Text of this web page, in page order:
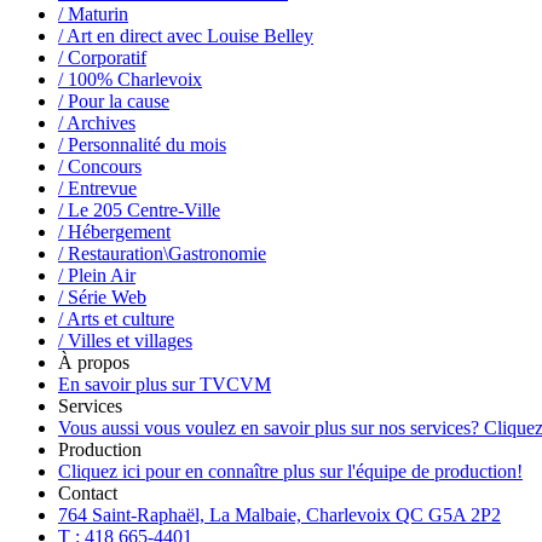
/ Maturin
/ Art en direct avec Louise Belley
/ Corporatif
/ 100% Charlevoix
/ Pour la cause
/ Archives
/ Personnalité du mois
/ Concours
/ Entrevue
/ Le 205 Centre-Ville
/ Hébergement
/ Restauration\Gastronomie
/ Plein Air
/ Série Web
/ Arts et culture
/ Villes et villages
À propos
En savoir plus sur TVCVM
Services
Vous aussi vous voulez en savoir plus sur nos services?
Production
Cliquez ici pour en connaître plus sur l'équipe de production!
Contact
764 Saint-Raphaël, La Malbaie, Charlevoix QC G5A 2P2
T : 418 665-4401